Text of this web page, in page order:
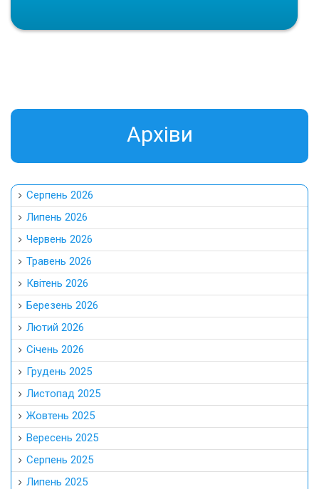
Aрхіви
Серпень 2026
Липень 2026
Червень 2026
Травень 2026
Квітень 2026
Березень 2026
Лютий 2026
Січень 2026
Грудень 2025
Листопад 2025
Жовтень 2025
Вересень 2025
Серпень 2025
Липень 2025